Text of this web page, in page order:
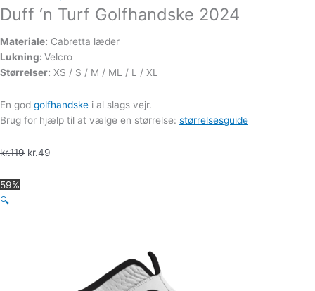
Duff ‘n Turf Golfhandske 2024
Materiale: Cabretta læder
Lukning: Velcro
Størrelser: XS / S / M / ML / L / XL
En god golfhandske i al slags vejr.
Brug for hjælp til at vælge en størrelse: størrelsesguide
kr.119 kr.49
59%
🔍